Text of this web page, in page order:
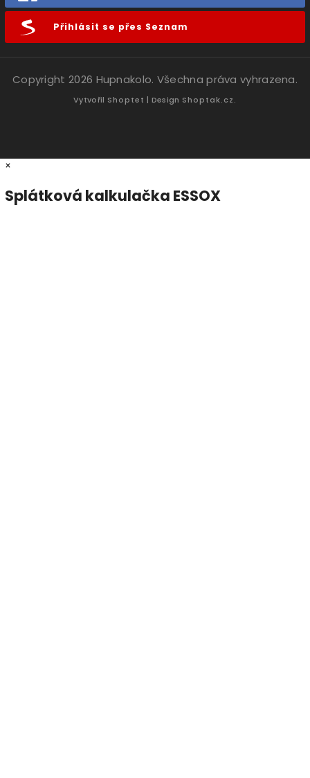
Přihlásit se přes Seznam
Copyright 2026 Hupnakolo. Všechna práva vyhrazena.
Vytvořil Shoptet | Design Shoptak.cz.
×
Splátková kalkulačka ESSOX